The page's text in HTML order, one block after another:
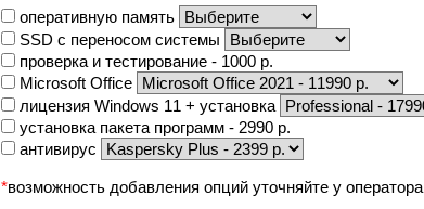
оперативную память
SSD с переносом системы
проверка и тестирование - 1000 р.
Microsoft Office
лицензия Windows 11 + установка
установка пакета программ - 2990 р.
антивирус
*возможность добавления опций уточняйте у оператора